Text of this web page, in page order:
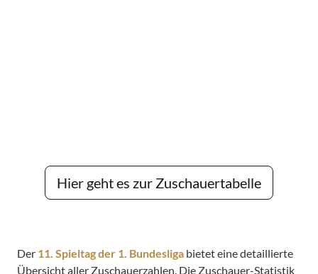
Hier geht es zur Zuschauertabelle
Der 11. Spieltag der 1. Bundesliga bietet eine detaillierte
Übersicht aller Zuschauerzahlen. Die Zuschauer-Statistik